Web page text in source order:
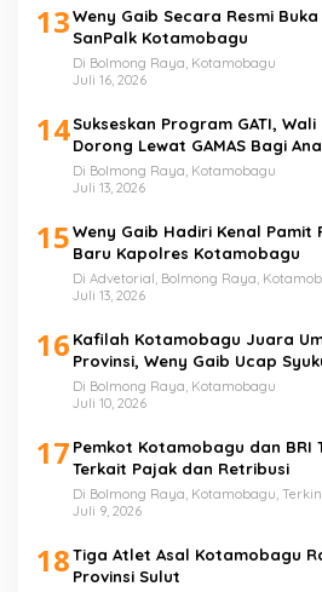
13Weny Gaib Secara Resmi
SanPalk Kotamobagu
Di Bolmong Raya, Kotamobagu
Juli 16, 2026
14Sukseskan Program GATI,
Dorong Lewat GAMAS Bagi
Di Bolmong Raya, Kotamobagu
Juli 13, 2026
15Weny Gaib Hadiri Kenal Pamit
Baru Kapolres Kotamobagu
Di Advetorial, Bolmong Raya,
Juli 13, 2026
16 Kafilah Kotamobagu Juara
Provinsi, Weny Gaib Ucap
Di Bolmong Raya, Kotamobagu
Juli 10, 2026
17 Pemkot Kotamobagu dan BRI
Terkait Pajak dan Retribusi
Di Bolmong Raya, Kotamobagu,
Juli 9, 2026
18Tiga Atlet Asal Kotamobagu
Provinsi Sulut